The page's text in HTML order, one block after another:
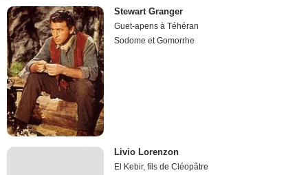
Stewart Granger
Guet-apens à Téhéran
Sodome et Gomorrhe
Livio Lorenzon
El Kebir, fils de Cléopâtre